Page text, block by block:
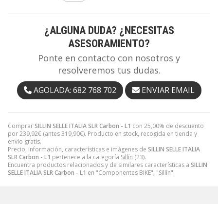
ComprarSILLIN SELLE ITALIA SLR Carbon - L1 con 25,00% de descuento
por239,92€ (antes319,90€). Producto en stock, recogida en tienda y
envío gratis.
Precio, información, características e imágenes de SILLIN SELLE ITALIA
SLR Carbon - L1 pertenece a la categoría Sillín (23).
Encuentra productos relacionados y de similares características a SILLIN
SELLE ITALIA SLR Carbon - L1 en "Componentes BIKE", "Sillín".
¿ALGUNA DUDA? ¿NECESITAS
ASESORAMIENTO?
Ponte en contacto con nosotros y
resolveremos tus dudas.
AGOLADA: 682 768 702 ENVIAR EMAIL